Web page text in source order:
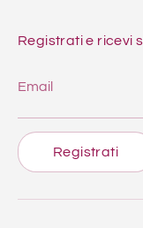
Registrati e ricevi
Email
Registrati